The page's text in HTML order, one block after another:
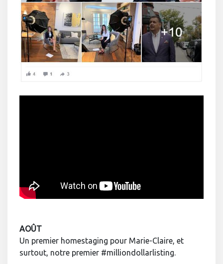
AOÛT
Un premier homestaging pour Marie-Claire, et
surtout, notre premier #milliondollarlisting.